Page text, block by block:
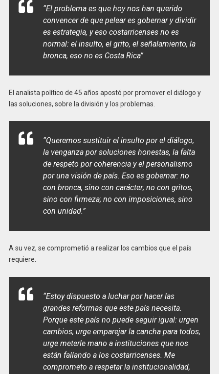
“El problema es que hoy nos han querido
convencer de que pelear es gobernar y dividir
es estrategia, y eso costarricenses no es
normal: el insulto, el grito, el señalamiento, la
bronca, eso no es Costa Rica”
El analista político de 45 años apostó por promover el diálogo y
las soluciones, sobre la división y los problemas.
“Queremos sustituir el insulto por el diálogo,
la venganza por soluciones honestas, la falta
de respeto por coherencia y el personalismo
por una visión de país. Eso es gobernar: no
con bronca, sino con carácter; no con gritos,
sino con firmeza; no con imposiciones, sino
con unidad.”
A su vez, se comprometió a realizar los cambios que el país
requiere.
“Estoy dispuesto a luchar por hacer las
grandes reformas que este país necesita.
Porque este país no puede seguir igual: urgen
cambios, urge emparejar la cancha para todos,
urge meterle mano a instituciones que nos
están fallando a los costarricenses. Me
comprometo a respetar la institucionalidad,